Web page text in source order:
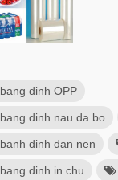
bang dinh OPP
bang dinh nau da bo
banh dinh dan nen
bang dinh in chu